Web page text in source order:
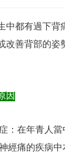
中都有過下背
改善背部的姿
因
：在年青人
經痛的疾病